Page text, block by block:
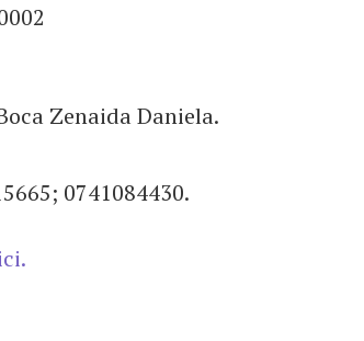
Zenaida Daniela.
0741084430.